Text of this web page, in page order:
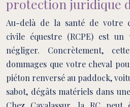
protection juridique
Au-delà de la santé de votre
civile équestre (RCPE) est
négliger. Concrètement,
dommages que votre cheval
piéton renversé au paddock,
sabot, dégâts matériels dans